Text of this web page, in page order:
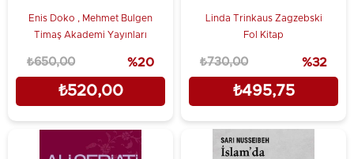
Enis Doko , Mehmet Bulgen
Timaş Akademi Yayınları
₺520,00
₺650,00 %20
Linda Trinkaus Zagzebski
Fol Kitap
₺495,75
₺730,00 %32